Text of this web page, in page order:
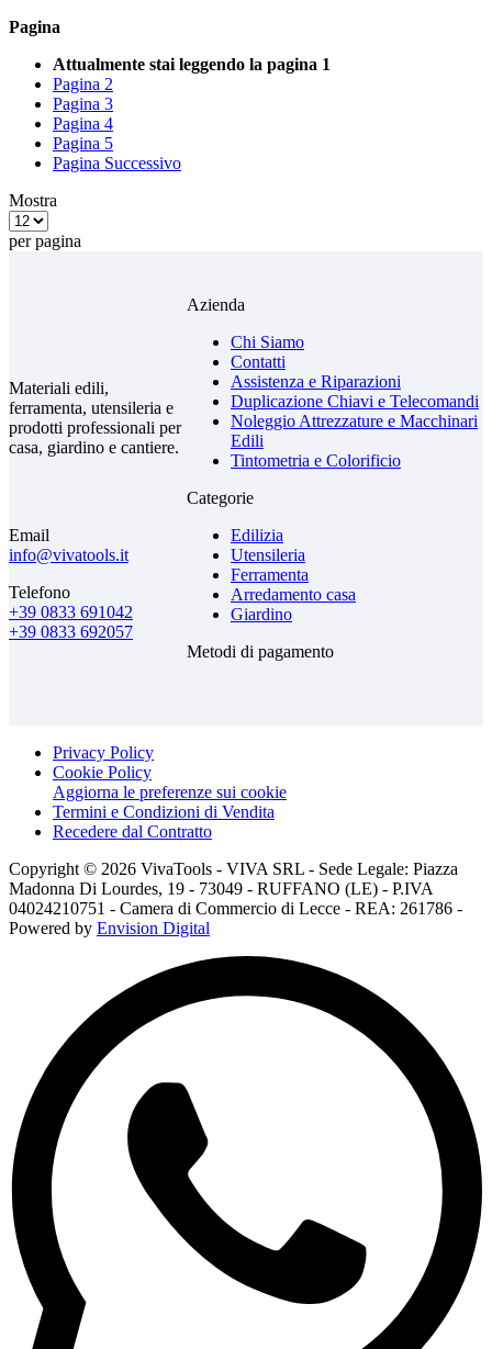
Pagina
Attualmente stai leggendo la pagina 1
Pagina 2
Pagina 3
Pagina 4
Pagina 5
Pagina Successivo
Mostra
per pagina
Materiali edili,
ferramenta, utensileria e
prodotti professionali per
casa, giardino e cantiere.
Email
info@vivatools.it
Telefono
+39 0833 691042
+39 0833 692057
Azienda
Chi Siamo
Contatti
Assistenza e Riparazioni
Duplicazione Chiavi e Telecomandi
Noleggio Attrezzature e Macchinari
Edili
Tintometria e Colorificio
Categorie
Edilizia
Utensileria
Ferramenta
Arredamento casa
Giardino
Metodi di pagamento
Privacy Policy
Cookie Policy
Aggiorna le preferenze sui cookie
Termini e Condizioni di Vendita
Recedere dal Contratto
Copyright © 2026 VivaTools - VIVA SRL - Sede Legale: Piazza
Madonna Di Lourdes, 19 - 73049 - RUFFANO (LE) - P.IVA
04024210751 - Camera di Commercio di Lecce - REA: 261786 -
Powered by Envision Digital